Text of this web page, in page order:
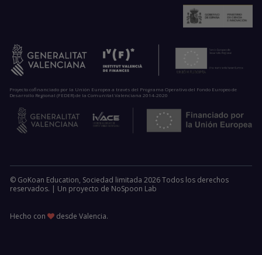
Proyecto cofinanciado por la Unión Europea a través del Programa Operativo del Fondo Europeo de
Desarrollo Regional (FEDER) de la Comunitat Valenciana 2014-2020
© GoKoan Education, Sociedad limitada 2026 Todos los derechos
reservados. | Un proyecto de NoSpoon Lab
Hecho con desde Valencia.